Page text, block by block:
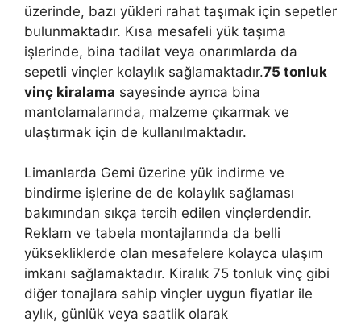
üzerinde, bazı yükleri rahat taşımak için sepetler
bulunmaktadır. Kısa mesafeli yük taşıma
işlerinde, bina tadilat veya onarımlarda da
sepetli vinçler kolaylık sağlamaktadır.75 tonluk
vinç kiralama sayesinde ayrıca bina
mantolamalarında, malzeme çıkarmak ve
ulaştırmak için de kullanılmaktadır.
Limanlarda Gemi üzerine yük indirme ve
bindirme işlerine de de kolaylık sağlaması
bakımından sıkça tercih edilen vinçlerdendir.
Reklam ve tabela montajlarında da belli
yüksekliklerde olan mesafelere kolayca ulaşım
imkanı sağlamaktadır. Kiralık 75 tonluk vinç gibi
diğer tonajlara sahip vinçler uygun fiyatlar ile
aylık, günlük veya saatlik olarak